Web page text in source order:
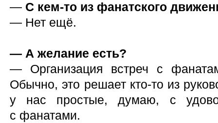
— С кем-то из фанатского
— Нет ещё.
— А желание есть?
— Организация встреч с
Обычно, это решает кто-то из
у нас простые, думаю, с
с фанатами.